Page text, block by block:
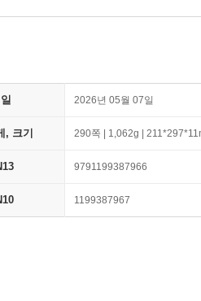
2026년 05월 07일
, 크기 290쪽 | 1,062g |
9791199387966
1199387967